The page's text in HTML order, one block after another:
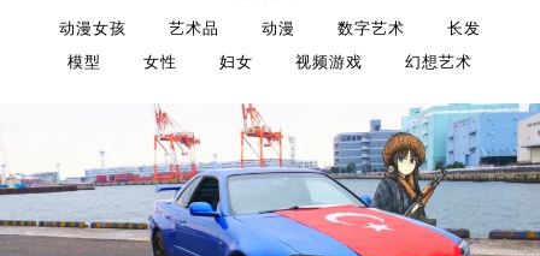
动漫女孩 艺术品 动漫 数字艺术 长发
模型 女性 妇女 视频游戏 幻想艺术